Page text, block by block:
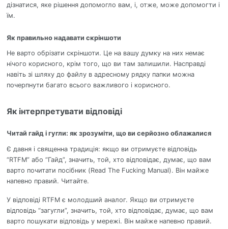
дізнатися, яке рішення допомогло вам, і, отже, може допомогти і
їм.
Як правильно надавати скріншоти
Не варто обрізати скріншоти. Це на вашу думку на них немає
нічого корисного, крім того, що ви там залишили. Насправді
навіть зі шляху до файлу в адресному рядку папки можна
почерпнути багато всього важливого і корисного.
Як інтерпретувати відповіді
Читай гайд і гугли: як зрозуміти, що ви серйозно облажалися
Є давня і священна традиція: якщо ви отримуєте відповідь
“RTFM” або “Гайд”, значить, той, хто відповідає, думає, що вам
варто почитати посібник (Read The Fucking Manual). Він майже
напевно правий. Читайте.
У відповіді RTFM є молодший аналог. Якщо ви отримуєте
відповідь “загугли”, значить, той, хто відповідає, думає, що вам
варто пошукати відповідь у мережі. Він майже напевно правий.